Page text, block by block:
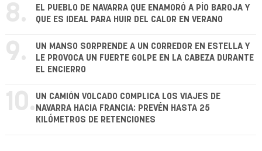
8.
EL PUEBLO DE NAVARRA QUE ENAMORÓ A PÍO BAROJA Y
QUE ES IDEAL PARA HUIR DEL CALOR EN VERANO
9.
UN MANSO SORPRENDE A UN CORREDOR EN ESTELLA Y
LE PROVOCA UN FUERTE GOLPE EN LA CABEZA DURANTE
EL ENCIERRO
10. UN CAMIÓN VOLCADO COMPLICA LOS VIAJES DE
NAVARRA HACIA FRANCIA: PREVÉN HASTA 25
KILÓMETROS DE RETENCIONES